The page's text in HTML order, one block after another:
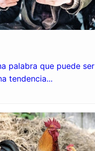
palabra que puede ser
tendencia...